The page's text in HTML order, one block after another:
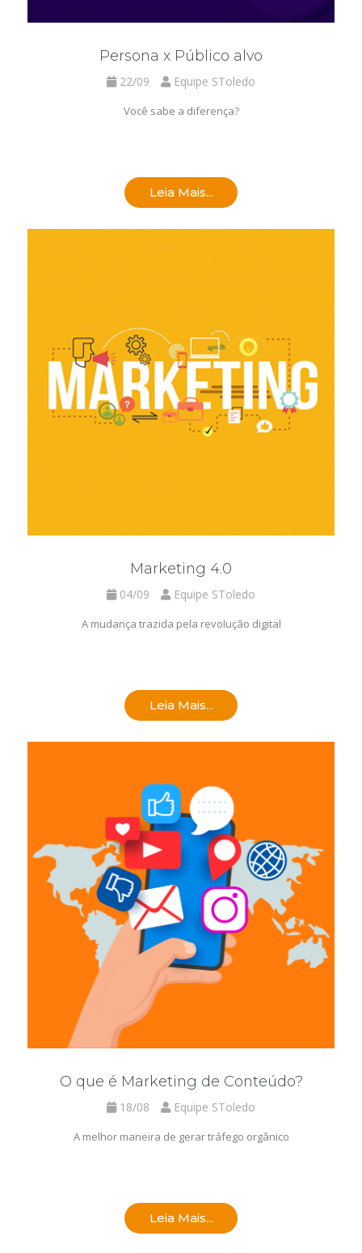
Persona x Público alvo
22/09 Equipe SToledo
Você sabe a diferença?
Leia Mais...
Marketing 4.0
04/09 Equipe SToledo
A mudança trazida pela revolução digital
Leia Mais...
O que é Marketing de Conteúdo?
18/08 Equipe SToledo
A melhor maneira de gerar tráfego orgânico
Leia Mais...